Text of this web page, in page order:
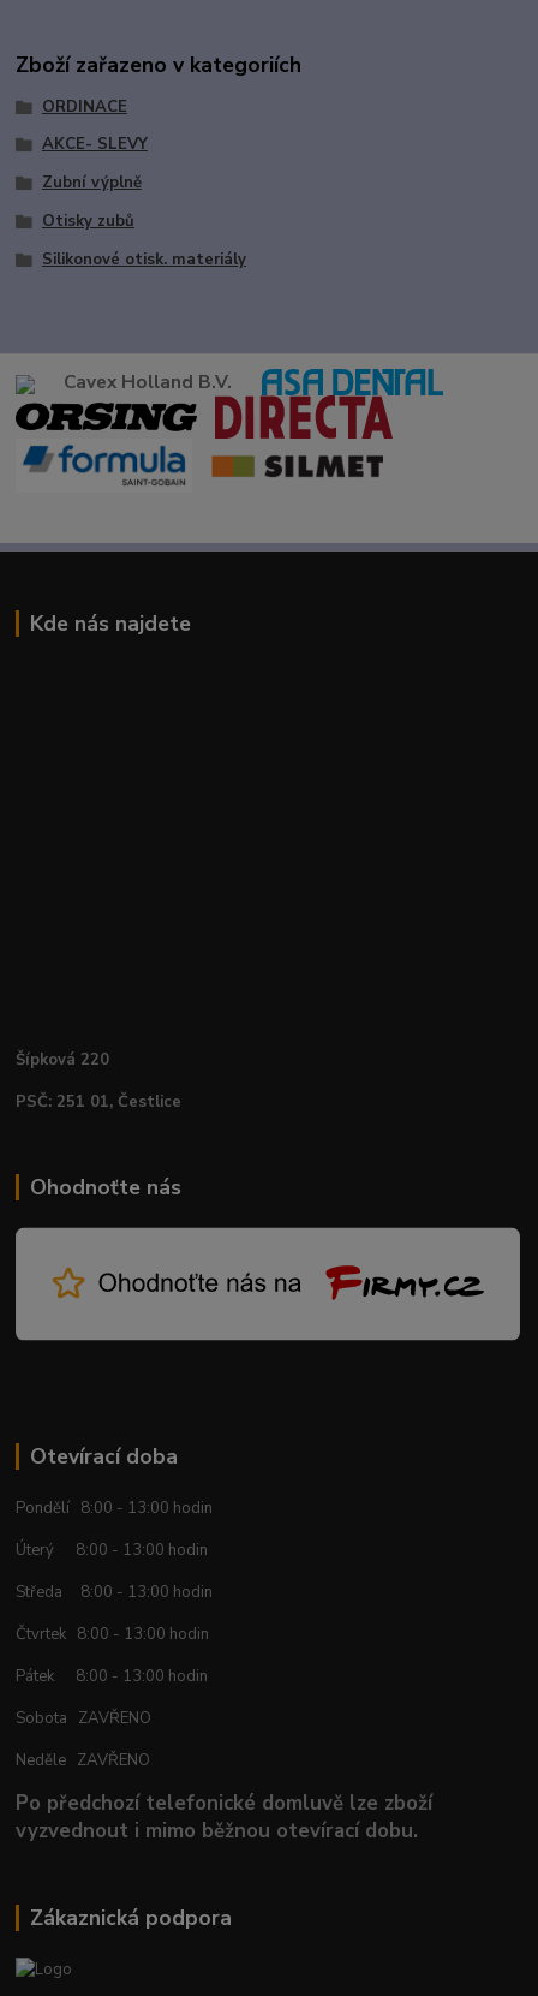
Zboží zařazeno v kategoriích
ORDINACE
AKCE- SLEVY
Zubní výplně
Otisky zubů
Silikonové otisk. materiály
Cavex Holland B.V.
Kde nás najdete
Šípková 220
PSČ: 251 01, Čestlice
Ohodnoťte nás
Otevírací doba
Pondělí 8:00 - 13:00 hodin
Úterý 8:00 - 13:00 hodin
Středa 8:00 - 13:00 hodin
Čtvrtek 8:00 - 13:00 hodin
Pátek 8:00 - 13:00 hodin
Sobota ZAVŘENO
Neděle ZAVŘENO
Po předchozí telefonické domluvě lze zboží
vyzvednout i mimo běžnou otevírací dobu.
Zákaznická podpora